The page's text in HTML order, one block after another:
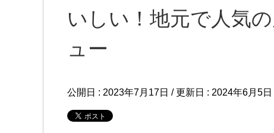
いしい！地元で人気
ュー
公開日 : 2023年7月17日 / 更新日 : 2024年6月5日